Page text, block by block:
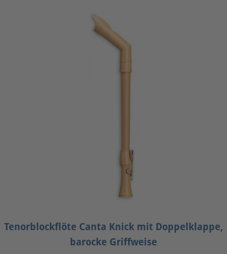
Tenorblockflöte Canta Knick mit Doppelklappe,
barocke Griffweise